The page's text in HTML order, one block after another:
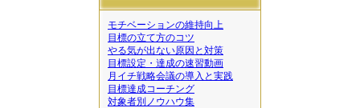
モチベーションの維持向上
目標の立て方のコツ
やる気が出ない原因と対策
目標設定・達成の速習動画
月イチ戦略会議の導入と実践
目標達成コーチング
対象者別ノウハウ集